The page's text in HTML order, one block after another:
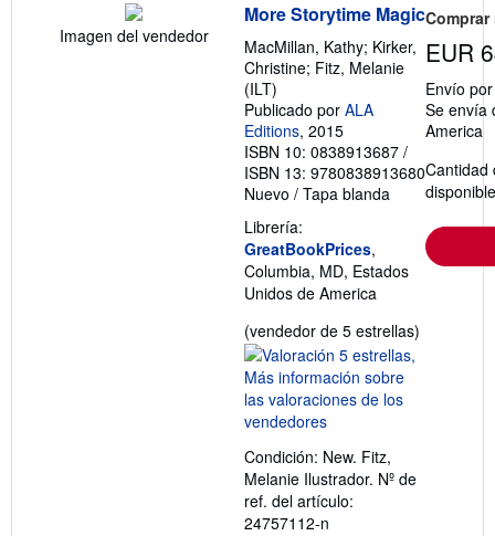
Imagen del vendedor
More Storytime Magic
MacMillan, Kathy; Kirker,
Christine; Fitz, Melanie
(ILT)
Publicado por ALA
Editions, 2015
ISBN 10: 0838913687 /
ISBN 13: 9780838913680
Nuevo / Tapa blanda
Librería:
GreatBookPrices,
Columbia, MD, Estados
Unidos de America
(vendedor de 5 estrellas)
Condición: New. Fitz,
Melanie Ilustrador. Nº de
ref. del artículo:
24757112-n
EUR
Envío
Se envía
America
Cantidad